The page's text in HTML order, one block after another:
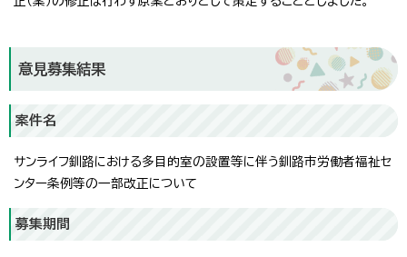
意見募集結果
案件名
サンライフ釧路における多目的室の設置等に伴う釧路市労働者福祉セ
ンター条例等の一部改正について
募集期間